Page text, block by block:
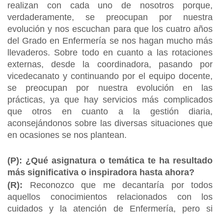
realizan con cada uno de nosotros porque,
verdaderamente, se preocupan por nuestra
evolución y nos escuchan para que los cuatro años
del Grado en Enfermería se nos hagan mucho más
llevaderos. Sobre todo en cuanto a las rotaciones
externas, desde la coordinadora, pasando por
vicedecanato y continuando por el equipo docente,
se preocupan por nuestra evolución en las
prácticas, ya que hay servicios más complicados
que otros en cuanto a la gestión diaria,
aconsejándonos sobre las diversas situaciones que
en ocasiones se nos plantean.
(P): ¿Qué asignatura o temática te ha resultado
más significativa o inspiradora hasta ahora?
(R): Reconozco que me decantaría por todos
aquellos conocimientos relacionados con los
cuidados y la atención de Enfermería, pero si